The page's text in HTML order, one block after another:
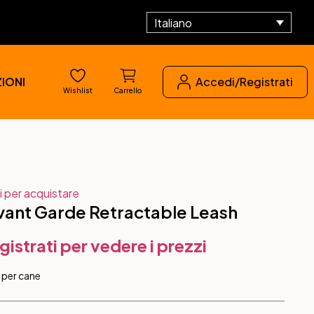
Italiano
Wishlist Carrello
Accedi/Registrati
per acquistare
Garde Retractable Leash
per vedere i prezzi
cane